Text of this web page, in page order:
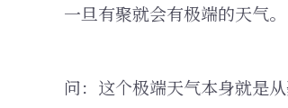
一旦有聚就会有极端的天气。
问：这个极端天气本身就是